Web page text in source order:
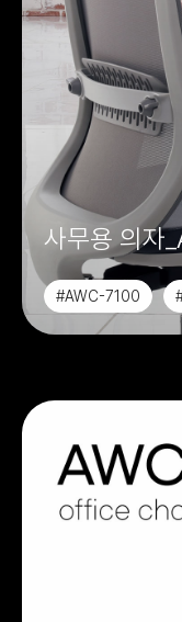
사무용 의자
#AWC-7100
#AACH-MDN200A